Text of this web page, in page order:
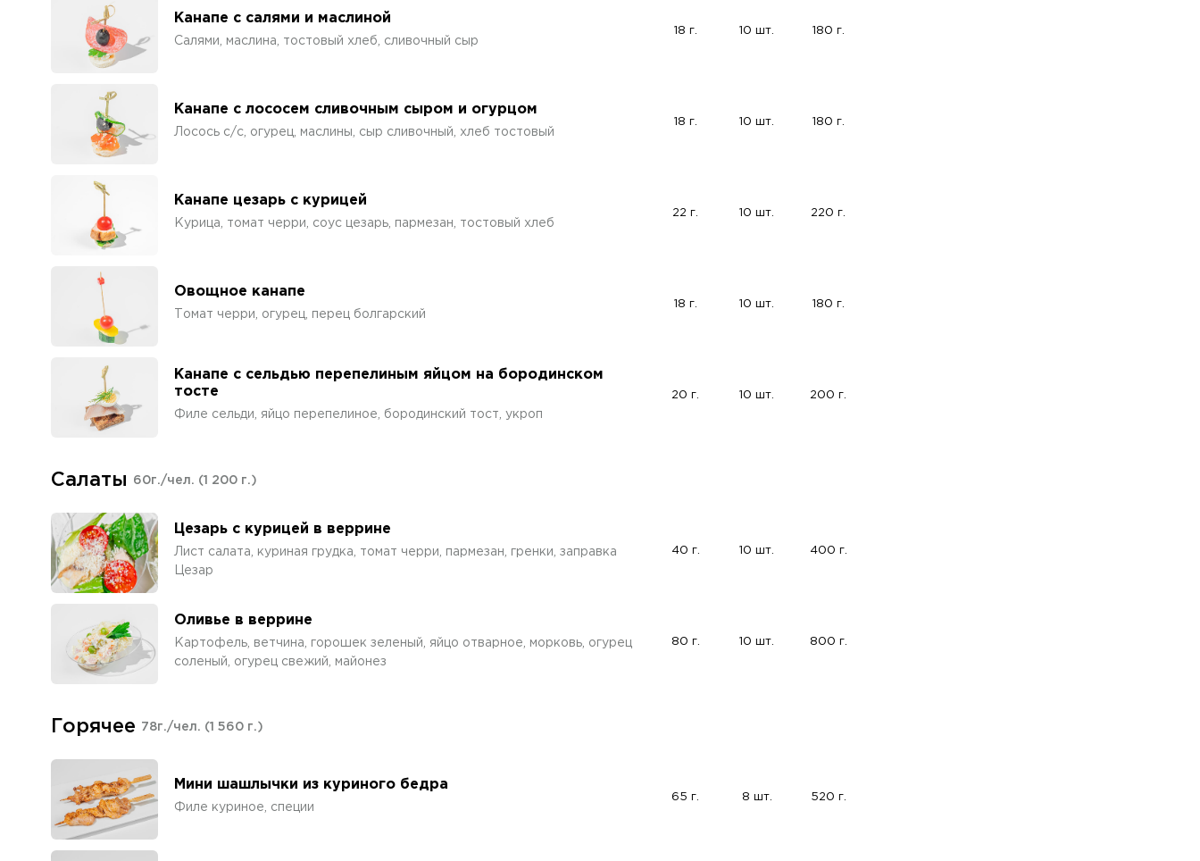
Канапе с салями и маслиной
Салями, маслина, тостовый хлеб, сливочный сыр
18 г. 10 шт. 180 г.
Канапе с лососем сливочным сыром и огурцом
Лосось с/с, огурец, маслины, сыр сливочный, хлеб тостовый
18 г. 10 шт. 180 г.
Канапе цезарь с курицей
Курица, томат черри, соус цезарь, пармезан, тостовый хлеб
22 г. 10 шт. 220 г.
Овощное канапе
Томат черри, огурец, перец болгарский
18 г. 10 шт. 180 г.
Канапе с сельдью перепелиным яйцом на бородинском
тосте
Филе сельди, яйцо перепелиное, бородинский тост, укроп
20 г. 10 шт. 200 г.
Салаты 60г./чел. (1 200 г.)
Цезарь с курицей в веррине
Лист салата, куриная грудка, томат черри, пармезан, гренки, заправка
Цезар
40 г. 10 шт. 400 г.
Оливье в веррине
Картофель, ветчина, горошек зеленый, яйцо отварное, морковь, огурец
соленый, огурец свежий, майонез
80 г. 10 шт. 800 г.
Горячее 78г./чел. (1 560 г.)
Мини шашлычки из куриного бедра
Филе куриное, специи
65 г. 8 шт. 520 г.